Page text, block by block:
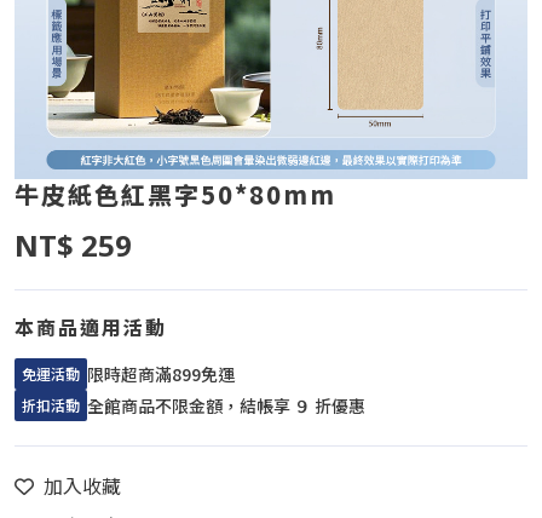
牛皮紙色紅黑字50*80mm
NT$ 259
本商品適用活動
免運活動 限時超商滿899免運
折扣活動 全館商品不限金額，結帳享 ９ 折優惠
加入收藏